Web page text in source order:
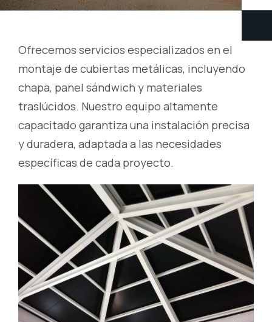
Ofrecemos servicios especializados en el
montaje de cubiertas metálicas, incluyendo
chapa, panel sándwich y materiales
traslúcidos. Nuestro equipo altamente
capacitado garantiza una instalación precisa
y duradera, adaptada a las necesidades
específicas de cada proyecto.